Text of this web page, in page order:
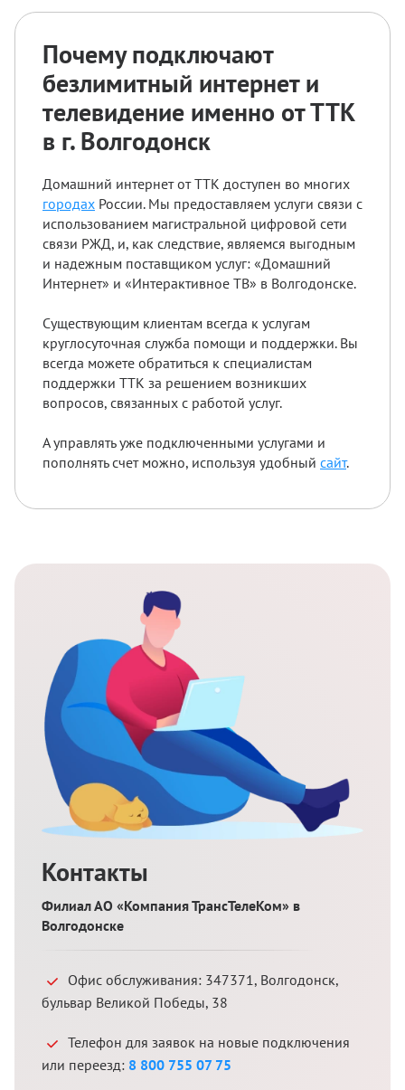
Почему подключают
безлимитный интернет и
телевидение именно от ТТК
в г. Волгодонск
Домашний интернет от ТТК доступен во многих
городах России. Мы предоставляем услуги связи с
использованием магистральной цифровой сети
связи РЖД, и, как следствие, являемся выгодным
и надежным поставщиком услуг: «Домашний
Интернет» и «Интерактивное ТВ» в Волгодонске.
Существующим клиентам всегда к услугам
круглосуточная служба помощи и поддержки. Вы
всегда можете обратиться к специалистам
поддержки ТТК за решением возникших
вопросов, связанных с работой услуг.
А управлять уже подключенными услугами и
пополнять счет можно, используя удобный сайт.
Контакты
Филиал АО «Компания ТрансТелеКом» в
Волгодонске
Офис обслуживания: 347371 , Волгодонск,
бульвар Великой Победы, 38
Телефон для заявок на новые подключения
или переезд: 8 800 755 07 75